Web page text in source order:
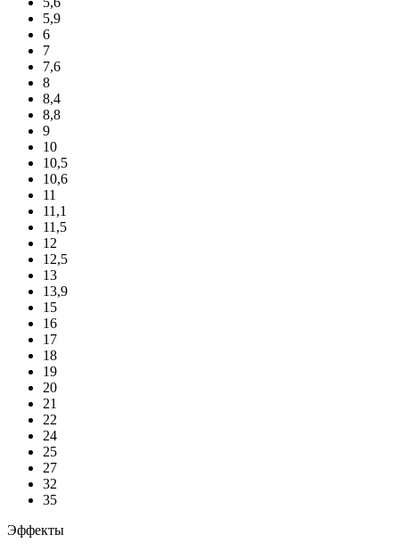
5,9
6
7
7,6
8
8,4
8,8
9
10
10,5
10,6
11
11,1
11,5
12
12,5
13
13,9
15
16
17
18
19
20
21
22
24
25
27
32
35
Эффекты